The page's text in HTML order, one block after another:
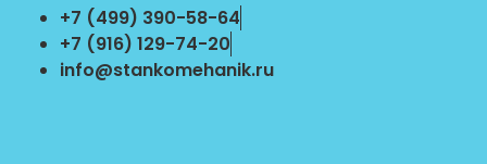
Перейти
содержимому
+7 (499) 390-58-64
+7 (916) 129-74-20
info@stankomehanik.ru